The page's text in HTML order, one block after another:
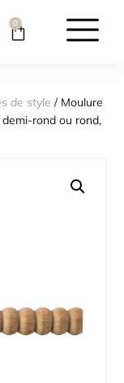
0
de style / Moulure
rond ou rond,